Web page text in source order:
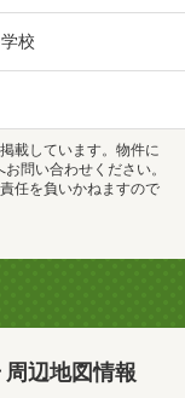
校
載しています。物件に
問い合わせください。
任を負いかねますので
辺地図情報